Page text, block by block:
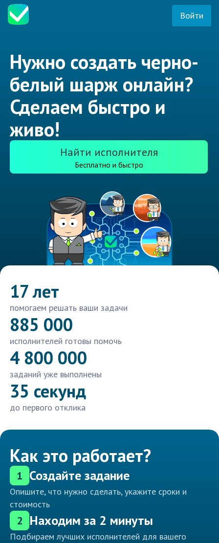
Войти
Нужно создать черно-
белый шарж онлайн?
Сделаем быстро и
живо!
Найти исполнителя
Бесплатно и быстро
17 лет
помогаем решать ваши задачи
885 000
исполнителей готовы помочь
4 800 000
заданий уже выполнены
35 секунд
до первого отклика
Как это работает?
1 Создайте задание
Опишите, что нужно сделать, укажите сроки и
стоимость
2 Находим за 2 минуты
Подбираем лучших исполнителей для вашего